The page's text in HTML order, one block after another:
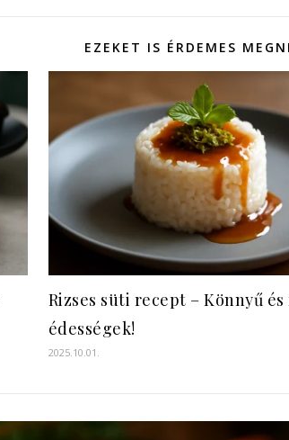
EZEKET IS ÉRDEMES
Rizses süti recept – Könnyű
édességek!
2025.10.01.